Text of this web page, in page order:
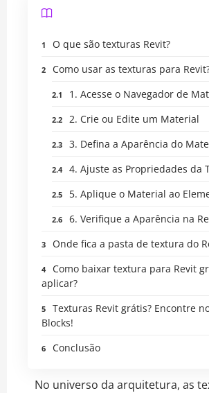
O que são texturas Revit?
Como usar as texturas para
1. Acesse o Navegador de
2. Crie ou Edite um Material
3. Defina a Aparência do
4. Ajuste as Propriedades da
5. Aplique o Material ao
6. Verifique a Aparência na
Onde fica a pasta de textura do
Como baixar textura para Revit
aplicar?
Texturas Revit grátis? Encontre
Blocks!
Conclusão
No universo da arquitetura, as